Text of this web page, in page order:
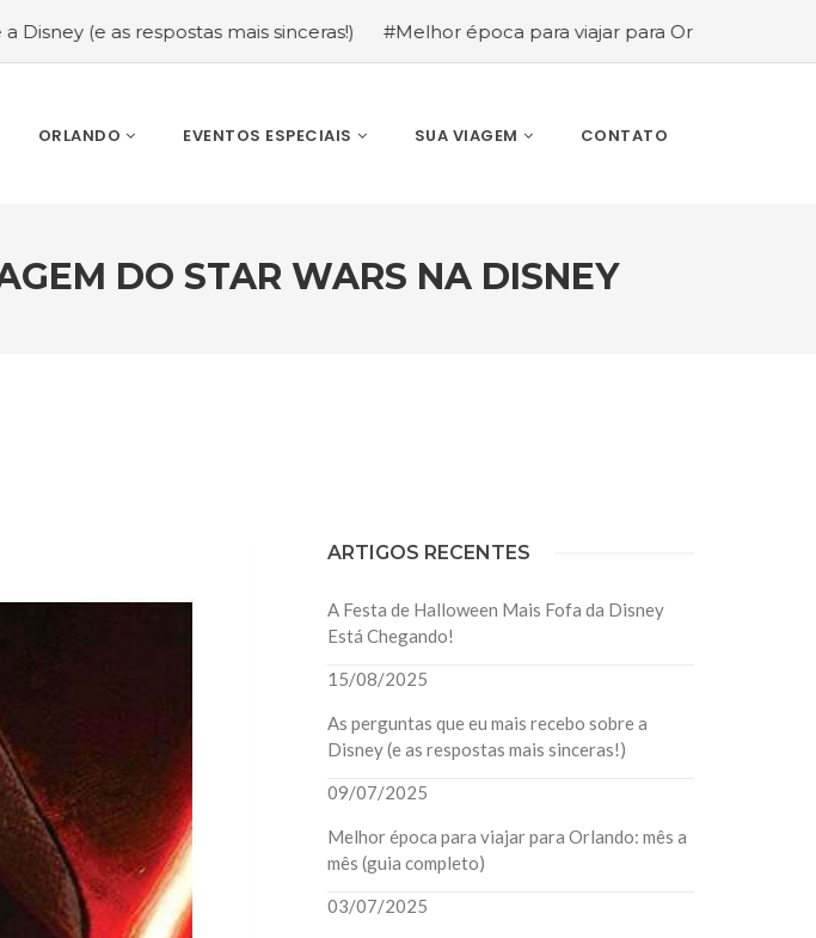
as respostas mais sinceras!) #Melhor época para viajar para Orlando: mês a mês
ORLANDO EVENTOS ESPECIAIS SUA VIAGEM CONTATO
DO STAR WARS NA DISNEY
ARTIGOS RECENTES
A Festa de Halloween Mais Fofa da Disney
Está Chegando!
15/08/2025
As perguntas que eu mais recebo sobre a
Disney (e as respostas mais sinceras!)
09/07/2025
Melhor época para viajar para Orlando: mês a
mês (guia completo)
03/07/2025